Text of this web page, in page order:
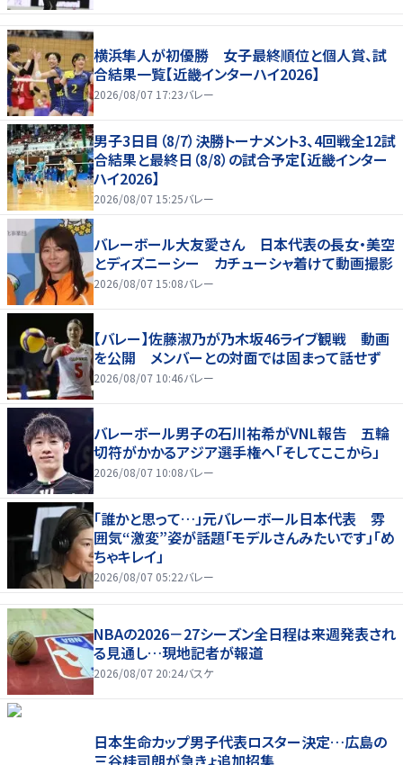
横浜隼人が初優勝 女子最終順位と個人賞、試
合結果一覧【近畿インターハイ2026】
2026/08/07 17:23バレー
男子3日目（8/7）決勝トーナメント3、4回戦全12試
合結果と最終日（8/8）の試合予定【近畿インター
ハイ2026】
2026/08/07 15:25バレー
バレーボール大友愛さん 日本代表の長女・美空
とディズニーシー カチューシャ着けて動画撮影
2026/08/07 15:08バレー
【バレー】佐藤淑乃が乃木坂46ライブ観戦 動画
を公開 メンバーとの対面では固まって話せず
2026/08/07 10:46バレー
バレーボール男子の石川祐希がVNL報告 五輪
切符がかかるアジア選手権へ「そしてここから」
2026/08/07 10:08バレー
「誰かと思って…」元バレーボール日本代表 雰
囲気“激変”姿が話題「モデルさんみたいです」「め
ちゃキレイ」
2026/08/07 05:22バレー
NBAの2026－27シーズン全日程は来週発表され
る見通し…現地記者が報道
2026/08/07 20:24バスケ
日本生命カップ男子代表ロスター決定…広島の
三谷桂司朗が急きょ追加招集